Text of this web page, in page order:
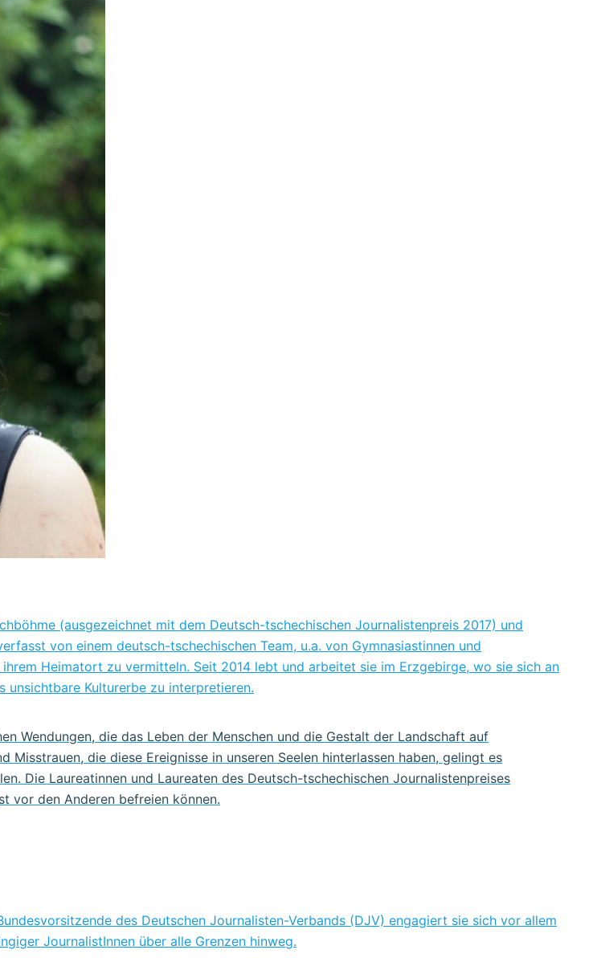
(ausgezeichnet mit dem Deutsch-tschechischen Journalistenpreis 2017) und
von einem deutsch-tschechischen Team, u.a. von Gymnasiastinnen und
Heimatort zu vermitteln. Seit 2014 lebt und arbeitet sie im Erzgebirge, wo sie sich an
unsichtbare Kulturerbe zu interpretieren.
Wendungen, die das Leben der Menschen und die Gestalt der Landschaft auf
die diese Ereignisse in unseren Seelen hinterlassen haben, gelingt es
Die Laureatinnen und Laureaten des Deutsch-tschechischen Journalistenpreises
vor den Anderen befreien können.
des Deutschen Journalisten-Verbands (DJV) engagiert sie sich vor allem
JournalistInnen über alle Grenzen hinweg.